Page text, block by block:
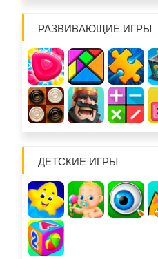
РАЗВИВАЮЩИЕ ИГРЫ
ДЕТСКИЕ ИГРЫ